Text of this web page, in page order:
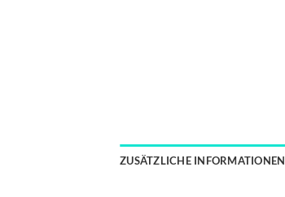
ZUSÄTZLICHE INFORMATIONEN